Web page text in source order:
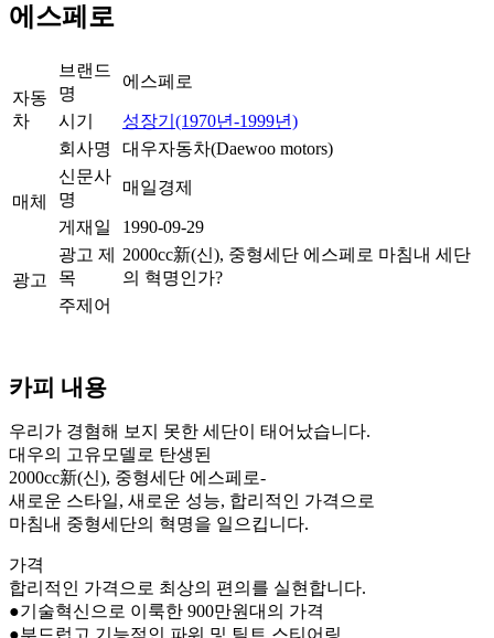
에스페로
자동
차
브랜드
명
에스페로
시기
성장기(1970년-1999년)
회사명
대우자동차(Daewoo motors)
매체
신문사
명
매일경제
게재일 1990-09-29
광고
광고 제
목
2000cc新(신), 중형세단 에스페로 마침내 세단
의 혁명인가?
주제어
카피 내용
우리가 경혐해 보지 못한 세단이 태어났습니다.
대우의 고유모델로 탄생된
2000cc新(신), 중형세단 에스페로-
새로운 스타일, 새로운 성능, 합리적인 가격으로
마침내 중형세단의 혁명을 일으킵니다.
가격
합리적인 가격으로 최상의 편의를 실현합니다.
●기술혁신으로 이룩한 900만원대의 가격
●부드럽고 기능적인 파워 및 틸트 스티어링